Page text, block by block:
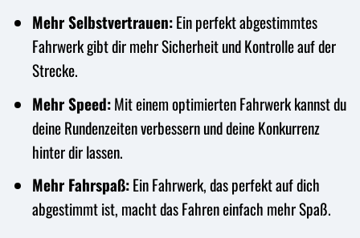
Mehr Selbstvertrauen:Ein perfekt abgestimmtes
Fahrwerk gibt dir mehr Sicherheit und Kontrolle auf der
Strecke.
Mehr Speed:Mit einem optimierten Fahrwerk kannst du
deine Rundenzeiten verbessern und deine Konkurrenz
hinter dir lassen.
Mehr Fahrspaß:Ein Fahrwerk, das perfekt auf dich
abgestimmt ist, macht das Fahren einfach mehr Spaß.